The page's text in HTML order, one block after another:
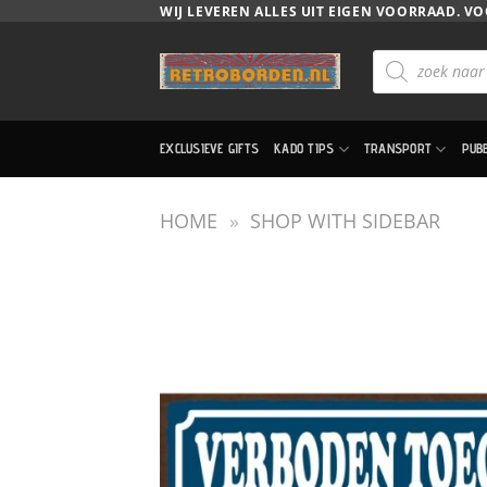
WIJ LEVEREN ALLES UIT EIGEN VOORRAAD.
Producten
zoeken
EXCLUSIEVE GIFTS KADO TIPS TRANSPORT
HOME » SHOP WITH SIDEBAR